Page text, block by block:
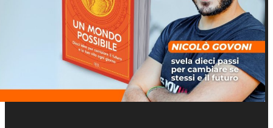
Chi siamo
Il nostro lavoro
Le nostre Scuole